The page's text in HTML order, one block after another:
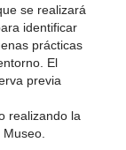
se realizará
identificar
prácticas
El
previa
realizando la